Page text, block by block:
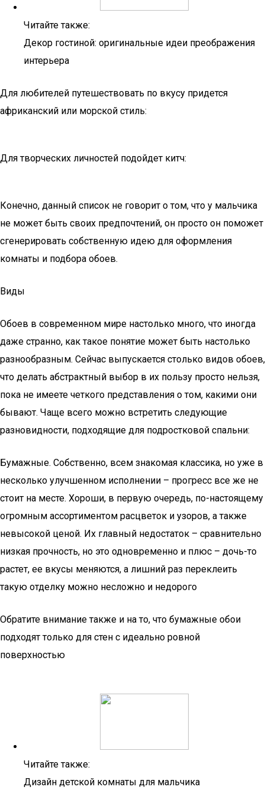
Читайте также:
Декор гостиной: оригинальные идеи преображения
интерьера
Для любителей путешествовать по вкусу придется
африканский или морской стиль:
Для творческих личностей подойдет китч:
Конечно, данный список не говорит о том, что у мальчика
не может быть своих предпочтений, он просто он поможет
сгенерировать собственную идею для оформления
комнаты и подбора обоев.
Виды
Обоев в современном мире настолько много, что иногда
даже странно, как такое понятие может быть настолько
разнообразным. Сейчас выпускается столько видов обоев,
что делать абстрактный выбор в их пользу просто нельзя,
пока не имеете четкого представления о том, какими они
бывают. Чаще всего можно встретить следующие
разновидности, подходящие для подростковой спальни:
Бумажные. Собственно, всем знакомая классика, но уже в
несколько улучшенном исполнении – прогресс все же не
стоит на месте. Хороши, в первую очередь, по-настоящему
огромным ассортиментом расцветок и узоров, а также
невысокой ценой. Их главный недостаток – сравнительно
низкая прочность, но это одновременно и плюс – дочь-то
растет, ее вкусы меняются, а лишний раз переклеить
такую отделку можно несложно и недорого
Обратите внимание также и на то, что бумажные обои
подходят только для стен с идеально ровной
поверхностью
Читайте также:
Дизайн детской комнаты для мальчика